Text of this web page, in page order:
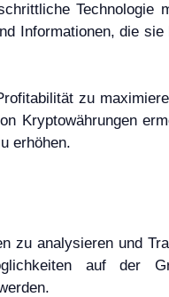
Technologie
Informationen, die sie
zu
Kryptowährungen
erhöhen.
zu analysieren und
auf der